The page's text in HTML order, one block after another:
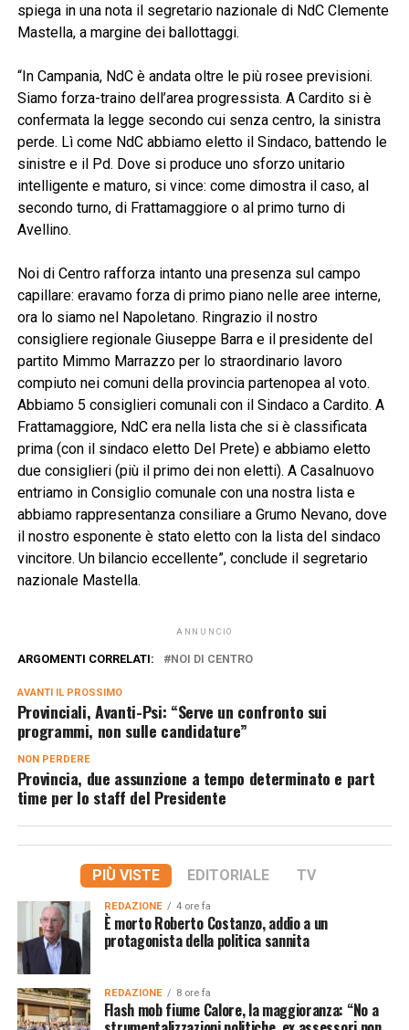
spiega in una nota il segretario nazionale di NdC Clemente
Mastella, a margine dei ballottaggi.
“In Campania, NdC è andata oltre le più rosee previsioni.
Siamo forza-traino dell’area progressista. A Cardito si è
confermata la legge secondo cui senza centro, la sinistra
perde. Lì come NdC abbiamo eletto il Sindaco, battendo le
sinistre e il Pd. Dove si produce uno sforzo unitario
intelligente e maturo, si vince: come dimostra il caso, al
secondo turno, di Frattamaggiore o al primo turno di
Avellino.
Noi di Centro rafforza intanto una presenza sul campo
capillare: eravamo forza di primo piano nelle aree interne,
ora lo siamo nel Napoletano. Ringrazio il nostro
consigliere regionale Giuseppe Barra e il presidente del
partito Mimmo Marrazzo per lo straordinario lavoro
compiuto nei comuni della provincia partenopea al voto.
Abbiamo 5 consiglieri comunali con il Sindaco a Cardito. A
Frattamaggiore, NdC era nella lista che si è classificata
prima (con il sindaco eletto Del Prete) e abbiamo eletto
due consiglieri (più il primo dei non eletti). A Casalnuovo
entriamo in Consiglio comunale con una nostra lista e
abbiamo rappresentanza consiliare a Grumo Nevano, dove
il nostro esponente è stato eletto con la lista del sindaco
vincitore. Un bilancio eccellente”, conclude il segretario
nazionale Mastella.
ANNUNCIO
ARGOMENTI CORRELATI: NOI DI CENTRO
AVANTI IL ​​PROSSIMO
Provinciali, Avanti-Psi: “Serve un confronto sui
programmi, non sulle candidature”
NON PERDERE
Provincia, due assunzione a tempo determinato e part
time per lo staff del Presidente
PIÙ VISTE EDITORIALE TV
REDAZIONE 4 ore fa
È morto Roberto Costanzo, addio a un
protagonista della politica sannita
REDAZIONE 8 ore fa
Flash mob fiume Calore, la maggioranza: “No a